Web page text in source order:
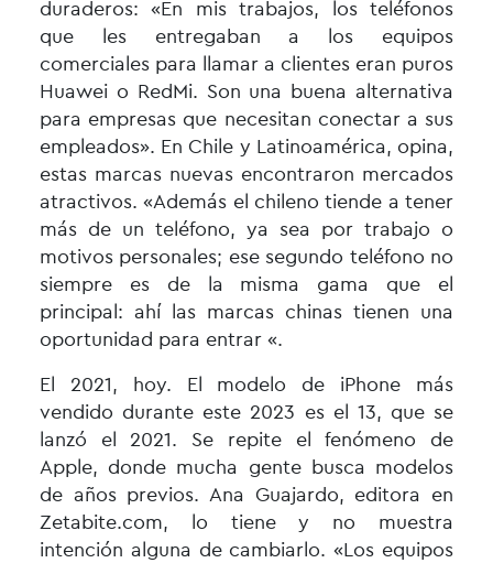
duraderos: «En mis trabajos, los teléfonos
que les entregaban a los equipos
comerciales para llamar a clientes eran puros
Huawei o RedMi. Son una buena alternativa
para empresas que necesitan conectar a sus
empleados». En Chile y Latinoamérica, opina,
estas marcas nuevas encontraron mercados
atractivos. «Además el chileno tiende a tener
más de un teléfono, ya sea por trabajo o
motivos personales; ese segundo teléfono no
siempre es de la misma gama que el
principal: ahí las marcas chinas tienen una
oportunidad para entrar «.
El 2021, hoy. El modelo de iPhone más
vendido durante este 2023 es el 13, que se
lanzó el 2021. Se repite el fenómeno de
Apple, donde mucha gente busca modelos
de años previos. Ana Guajardo, editora en
Zetabite.com, lo tiene y no muestra
intención alguna de cambiarlo. «Los equipos